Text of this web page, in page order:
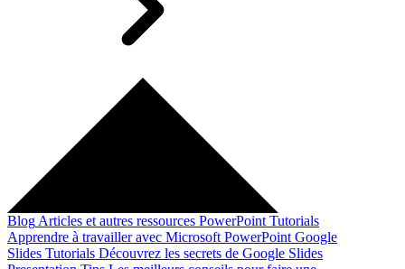
Blog Articles et autres ressources PowerPoint Tutorials
Apprendre à travailler avec Microsoft PowerPoint Google
Slides Tutorials Découvrez les secrets de Google Slides